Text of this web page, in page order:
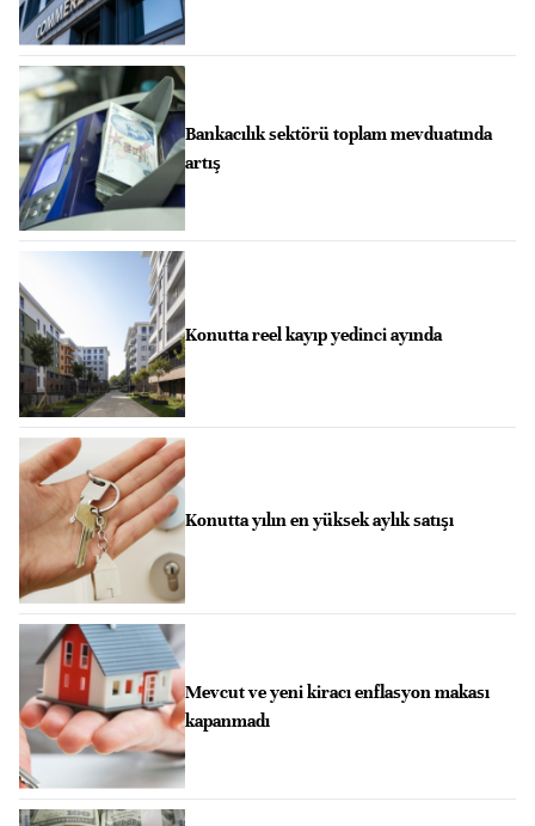
Bankacılık sektörü toplam mevduatında
artış
Konutta reel kayıp yedinci ayında
Konutta yılın en yüksek aylık satışı
Mevcut ve yeni kiracı enflasyon makası
kapanmadı